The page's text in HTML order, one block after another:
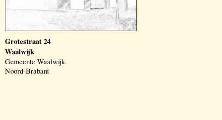
Grotestraat 24
Waalwijk
Gemeente Waalwijk
Noord-Brabant